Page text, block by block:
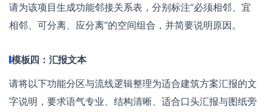
请为该项目生成功能邻接关系表，分别标注“必须相邻、宜
相邻、可分离、应分离”的空间组合，并简要说明原因。
模板四：汇报文本
请将以下功能分区与流线逻辑整理为适合建筑方案汇报的文
字说明，要求语气专业、结构清晰、适合口头汇报与图纸旁